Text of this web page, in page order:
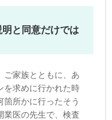
と同意だけでは
家族とともに、あ
を求めに行かれた時
所かに行ったそう
業医の先生で、検査